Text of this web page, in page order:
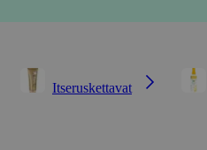
Itseruskettavat